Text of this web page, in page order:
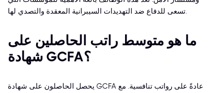
تسعى للدفاع ضد التهديدات السيبرانية المعقدة والتصدي لها.
ما هو متوسط راتب الحاصلين على
شهادة GCFA؟
يحصل الحاصلون على شهادة GCFA عادةً على رواتب تنافسية. مع